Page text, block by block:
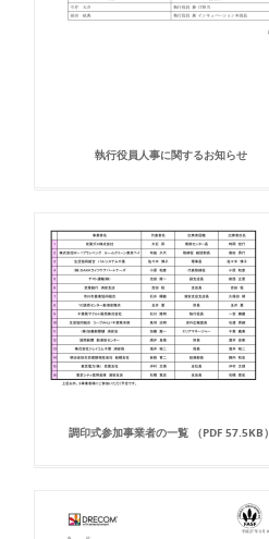
執行役員人事に関するお知らせ
調印式参加事業者の一覧 （PDF 57.5KB）